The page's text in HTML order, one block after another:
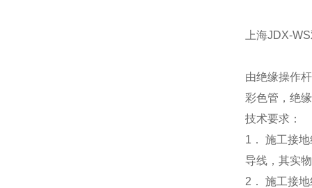
上海JDX-
由绝缘操作
彩色管，绝
技术要求：
1． 施工接
导线，其实
2． 施工接